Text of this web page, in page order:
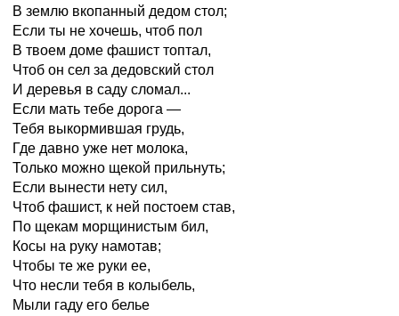
В землю вкопанный дедом стол;
Если ты не хочешь, чтоб пол
В твоем доме фашист топтал,
Чтоб он сел за дедовский стол
И деревья в саду сломал...
Если мать тебе дорога —
Тебя выкормившая грудь,
Где давно уже нет молока,
Только можно щекой прильнуть;
Если вынести нету сил,
Чтоб фашист, к ней постоем став,
По щекам морщинистым бил,
Косы на руку намотав;
Чтобы те же руки ее,
Что несли тебя в колыбель,
Мыли гаду его белье